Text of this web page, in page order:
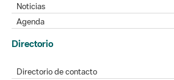
Noticias
Agenda
Directorio
Directorio de contacto